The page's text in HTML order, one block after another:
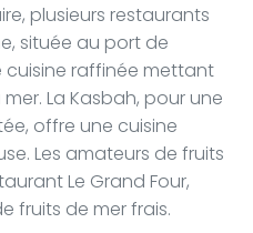
plusieurs restaurants
située au port de
cuisine raffinée mettant
La Kasbah, pour une
offre une cuisine
Les amateurs de fruits
Le Grand Four,
fruits de mer frais.